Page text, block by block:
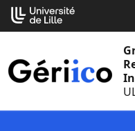
Aller
au
Cookies management panel